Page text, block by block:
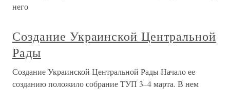
него
Создание Украинской Центральной
Рады
Создание Украинской Центральной Рады Начало ее
созданию положило собрание ТУП 3–4 марта. В нем